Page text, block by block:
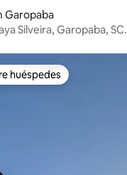
Garopaba
Silveira, Garopaba, SC.
huéspedes
huéspedes